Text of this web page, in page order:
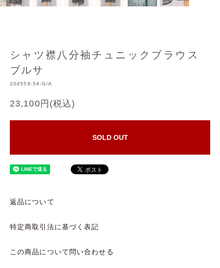
シャツ襟八分袖チュニックブラウス
ブルサ
204558-54-G/A
23,100円(税込)
SOLD OUT
返品について
特定商取引法に基づく表記
この商品について問い合わせる